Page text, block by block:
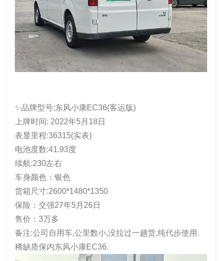
保险：双险2026.10.16
售价：7万多
备注：带快慢双充，2C超充，带有外放电，带车道保
持，辅助驾驶，干净无锈痕
✨品牌型号:东风小康EC36(客运版)
上牌时间: 2022年5月18日